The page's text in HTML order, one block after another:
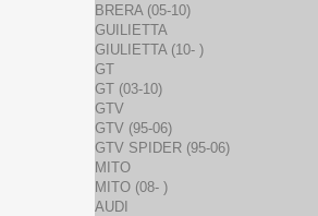
BRERA (05-10)
GUILIETTA
GIULIETTA (10- )
GT
GT (03-10)
GTV
GTV (95-06)
GTV SPIDER (95-06)
MITO
MITO (08- )
AUDI